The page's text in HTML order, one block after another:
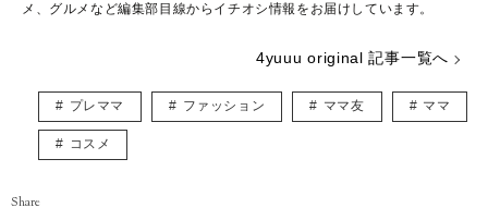
メ、グルメなど編集部目線からイチオシ情報をお届けしています。
4yuuu original 記事一覧へ
プレママ ファッション ママ友 ママ
コスメ
Share